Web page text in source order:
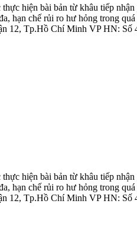
hiện bài bản từ khâu tiếp nhận
hạn chế rủi ro hư hỏng trong
12, Tp.Hồ Chí Minh VP HN:
hiện bài bản từ khâu tiếp nhận
hạn chế rủi ro hư hỏng trong
12, Tp.Hồ Chí Minh VP HN: